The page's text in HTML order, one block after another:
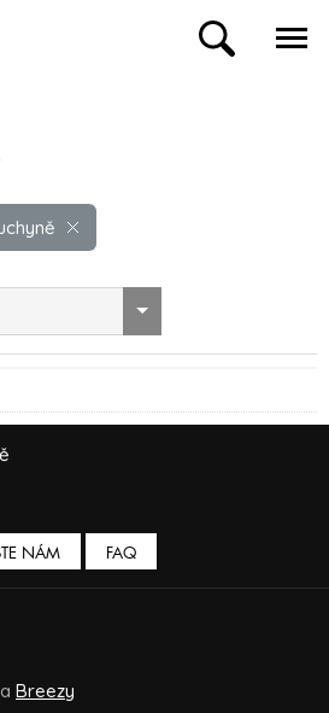
NÁM FAQ
a Breezy